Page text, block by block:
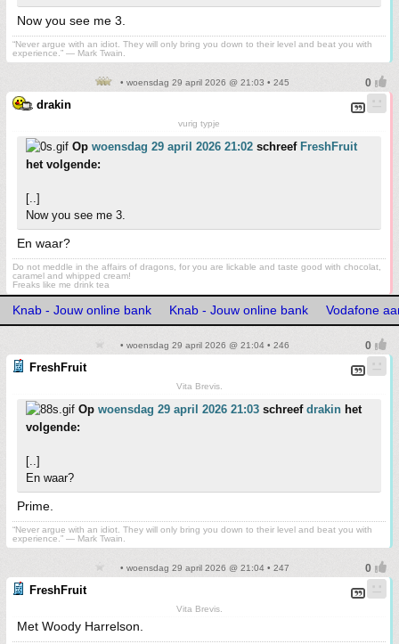
Now you see me 3.
“Never argue with an idiot. They will only bring you down to their level and beat you with
experience.” ― Mark Twain.
• woensdag 29 april 2026 @ 21:03 • 245
drakin
vurig typje
Op woensdag 29 april 2026 21:02 schreef FreshFruit
het volgende:
[..]
Now you see me 3.
En waar?
Do not meddle in the affairs of dragons, for you are lickable and taste good with chocolat,
caramel and whipped cream!
Freaks like me drink tea
Knab - Jouw online bank Knab - Jouw online bank Vodafone
• woensdag 29 april 2026 @ 21:04 • 246
FreshFruit
Vita Brevis.
Op woensdag 29 april 2026 21:03 schreef drakin het
volgende:
[..]
En waar?
Prime.
“Never argue with an idiot. They will only bring you down to their level and beat you with
experience.” ― Mark Twain.
• woensdag 29 april 2026 @ 21:04 • 247
FreshFruit
Vita Brevis.
Met Woody Harrelson.